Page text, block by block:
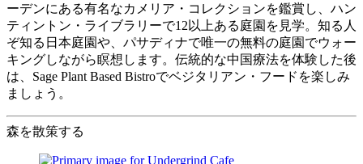
ーデンにある有名なカメリア・コレクションを鑑賞し、ハン
ティントン・ライブラリーで12以上ある庭園を見学。知る人
ぞ知る日本庭園や、パサディナで唯一の無料の庭園でウォー
キングしながら瞑想します。伝統的な中国療法を体験した後
は、Sage Plant Based Bistroでベジタリアン・フードを楽しみ
ましょう。
森を散策する